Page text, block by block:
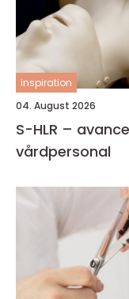
inspiration
04. August 2026
S-HLR –
vårdpersonal